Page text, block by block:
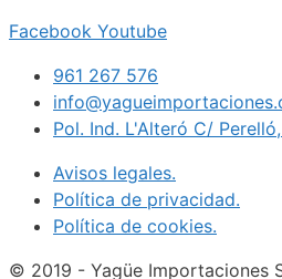
Facebook Youtube
961 267 576
Pol. Ind. L'Alteró C/
Avisos legales.
Política de privacidad.
Política de cookies.
© 2019 - Yagüe Importaciones